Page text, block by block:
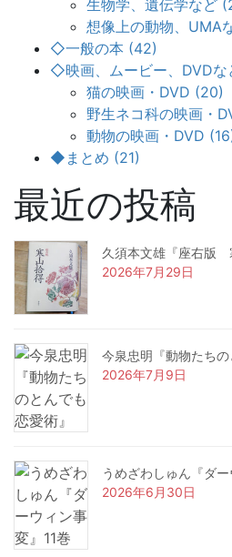
生物学、遺伝学など
想像上の動物、UMA
◇一般の本 (42)
◇映画、ムービー、DVDな
猫の映画・DVD (20)
野生ネコ科の映画・
動物の映画・DVD
◆まとめ (21)
最近の投稿
久須本文雄『座右版
2026年7月29日
今泉忠明『動物たちの
2026年7月9日
うめざわしゅん『ダ
2026年6月30日